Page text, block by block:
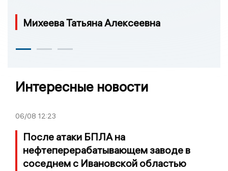
Михеева Татьяна Алексеевна
Интересные новости
06/08 12:23
После атаки БПЛА на
нефтеперерабатывающем заводе в
соседнем с Ивановской областью